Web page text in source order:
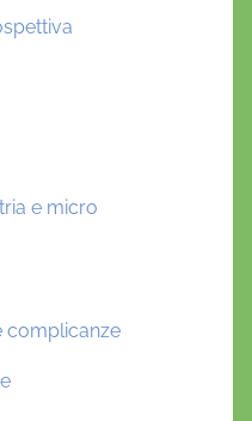
e micro
complicanze